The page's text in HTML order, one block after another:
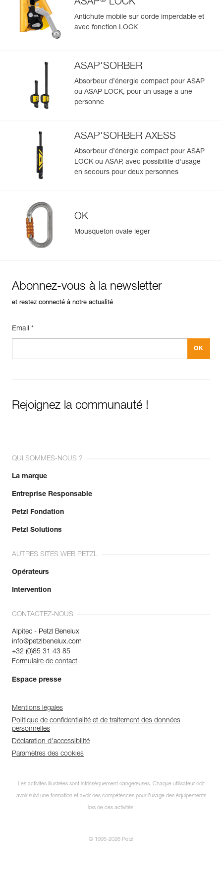
durée de vie.
Longueurs standards : 10, 20, 30, 40, 50 et 60 m.
Garantie : 3 ans
Conditionnement : 1
Référence : R074CB02
Longueur : 30 m
Garantie : 3 ans
Conditionnement : 1
Référence : R074CB03
Longueur : 40 m
Couleur(s) : blanc
Référence : R074CB04
Longueur : 50 m
Couleur(s) : blanc
Garantie : 3 ans
Conditionnement : 1
Longueur : 60 m
Couleur(s) : blanc
Garantie : 3 ans
Conditionnement : 1
Importez et exportez facilement vos données EPI
existantes.
Voir l'historique d'un produit à partir de sa date de
ASAP LOCK
Antichute mobile sur corde imperdable et
avec fonction LOCK
ASAP'SORBER
Absorbeur d’énergie compact pour ASAP
ou ASAP LOCK, pour un usage à une
personne
ASAP'SORBER AXESS
Absorbeur d’énergie compact pour ASAP
LOCK ou ASAP, avec possibilité d'usage
en secours pour deux personnes
OK
Mousqueton ovale léger
Abonnez-vous à la newsletter
et restez connecté à notre actualité
Email *
Rejoignez la communauté !
QUI SOMMES-NOUS ?
La marque
Entreprise Responsable
Petzl Fondation
Petzl Solutions
AUTRES SITES WEB PETZL
Opérateurs
Intervention
CONTACTEZ-NOUS
Alpitec - Petzl Benelux
info@petzlbenelux.com
+32 (0)85 31 43 85
Formulaire de contact
Espace presse
Mentions légales
Politique de confidentialité et de traitement des données
personnelles
Déclaration d'accessibilité
Paramètres des cookies
Les activités illustrées sont intrinsèquement dangereuses. Chaque utilisateur doit
avoir suivi une formation et avoir des compétences pour l’usage des équipements
lors de ces activités.
© 1995-2026 Petzl